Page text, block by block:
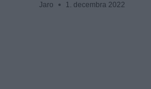
Jaro 1. decembra 2022